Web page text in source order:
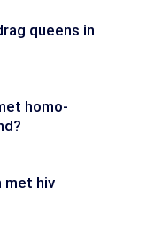
queens in
homo-
met hiv